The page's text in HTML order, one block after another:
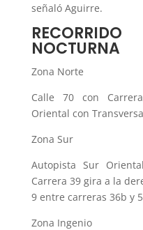
señaló Aguirre.
NOCTURNA
Zona Norte
Calle 70 con
Oriental con
Zona Sur
Autopista Sur
Carrera 39 gira a la
9 entre carreras 36b y
Zona Ingenio